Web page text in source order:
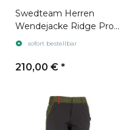
Swedteam Herren
Wendejacke Ridge Pro
Desolve Fire
sofort bestellbar
210,00 € *